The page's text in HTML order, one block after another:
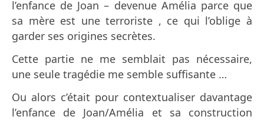
l’enfance de Joan – devenue Amélia parce que
sa mère est une terroriste , ce qui l’oblige à
garder ses origines secrètes.
Cette partie ne me semblait pas nécessaire,
une seule tragédie me semble suffisante …
Ou alors c’était pour contextualiser davantage
l’enfance de Joan/Amélia et sa construction